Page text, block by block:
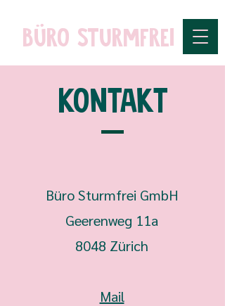
Büro Sturmfrei
Kontakt
Büro Sturmfrei GmbH
Geerenweg 11a
8048 Zürich
Mail